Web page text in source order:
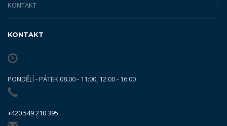
KONTAKT
KONTAKT
PONDĚLÍ - PÁTEK 08.00 - 11:00, 12:00 - 16:00
+420 549 210 395